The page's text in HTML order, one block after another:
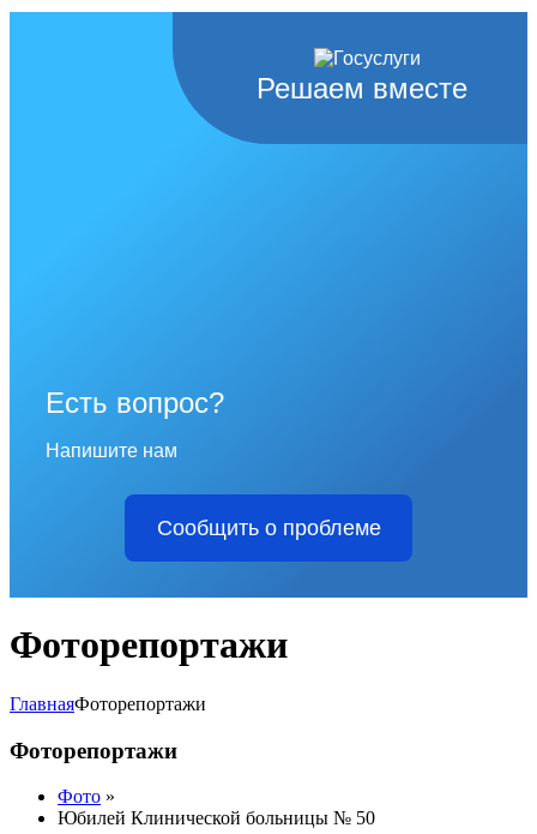
Решаем вместе
Есть вопрос?
Напишите нам
Сообщить о проблеме
Фoторепортажи
ГлавнаяФoторепортажи
Фoторепортажи
Фото »
Юбилей Клинической больницы № 50